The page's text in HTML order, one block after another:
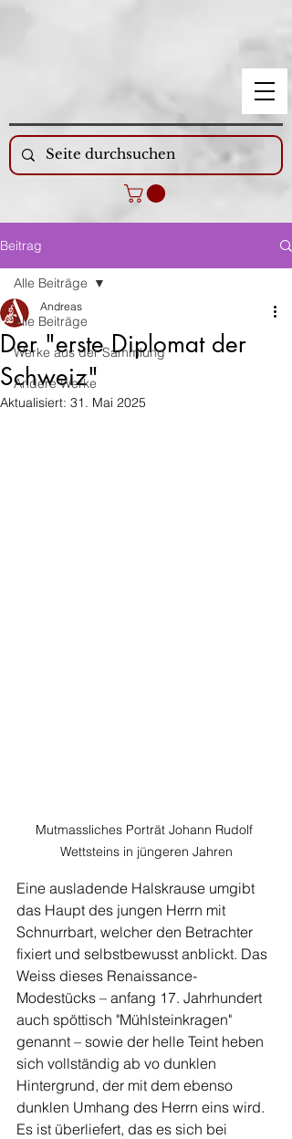
Beitrag
Alle Beiträge
Werke aus der Sammlung
Andere Werke
Alle Beiträge
Der "erste Diplomat der
Schweiz"
Andreas
Aktualisiert: 31. Mai 2025
Mutmassliches Porträt Johann Rudolf
Wettsteins in jüngeren Jahren
Eine ausladende Halskrause umgibt
das Haupt des jungen Herrn mit
Schnurrbart, welcher den Betrachter
fixiert und selbstbewusst anblickt. Das
Weiss dieses Renaissance-
Modestücks – anfang 17. Jahrhundert
auch spöttisch "Mühlsteinkragen"
genannt – sowie der helle Teint heben
sich vollständig ab vo dunklen
Hintergrund, der mit dem ebenso
dunklen Umhang des Herrn eins wird.
Es ist überliefert, das es sich bei